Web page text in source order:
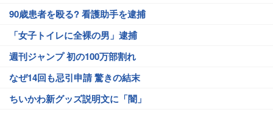
90歳患者を殴る? 看護助手を逮捕
「女子トイレに全裸の男」逮捕
週刊ジャンプ 初の100万部割れ
なぜ14回も忌引申請 驚きの結末
ちいかわ新グッズ説明文に「闇」